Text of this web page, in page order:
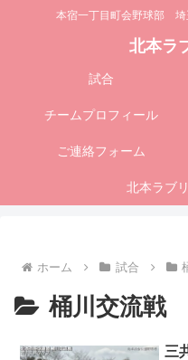
本宿一丁目町会野球部 埼
北本ラ
試合
チームプロフィール
ご連絡フォーム
北本ラブ
ホーム 試合
桶川交流戦
三